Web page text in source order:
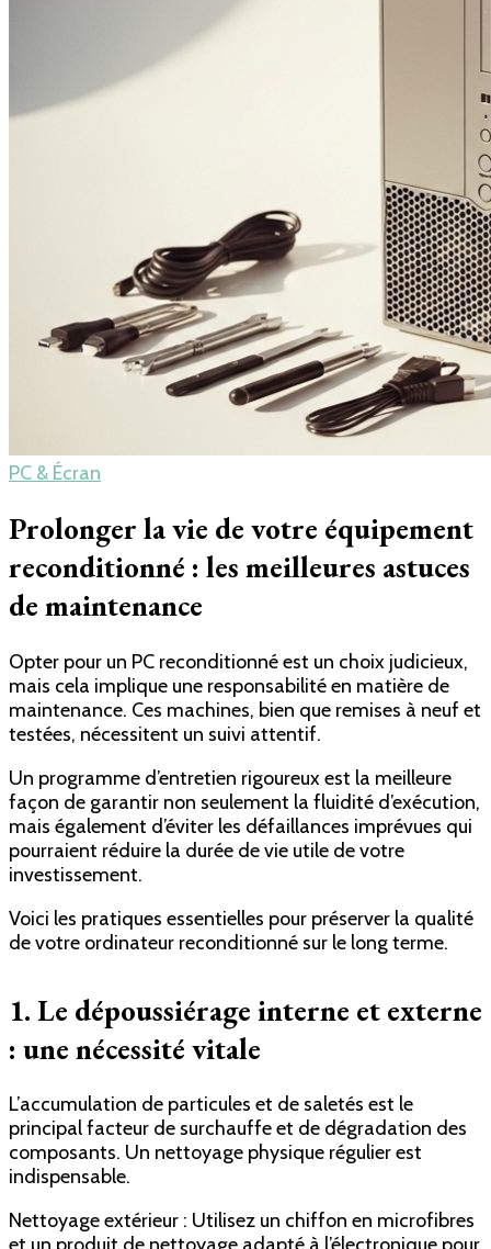
PC & Écran
Prolonger la vie de votre équipement
reconditionné : les meilleures astuces
de maintenance
Opter pour un PC reconditionné est un choix judicieux,
mais cela implique une responsabilité en matière de
maintenance. Ces machines, bien que remises à neuf et
testées, nécessitent un suivi attentif.
Un programme d’entretien rigoureux est la meilleure
façon de garantir non seulement la fluidité d’exécution,
mais également d’éviter les défaillances imprévues qui
pourraient réduire la durée de vie utile de votre
investissement.
Voici les pratiques essentielles pour préserver la qualité
de votre ordinateur reconditionné sur le long terme.
1. Le dépoussiérage interne et externe
: une nécessité vitale
L’accumulation de particules et de saletés est le
principal facteur de surchauffe et de dégradation des
composants. Un nettoyage physique régulier est
indispensable.
Nettoyage extérieur : Utilisez un chiffon en microfibres